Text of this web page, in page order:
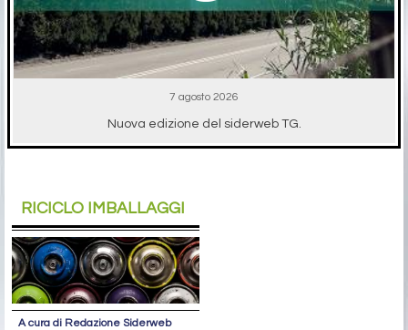
7 agosto 2026
Nuova edizione del siderweb TG.
RICICLO IMBALLAGGI
A cura di Redazione Siderweb